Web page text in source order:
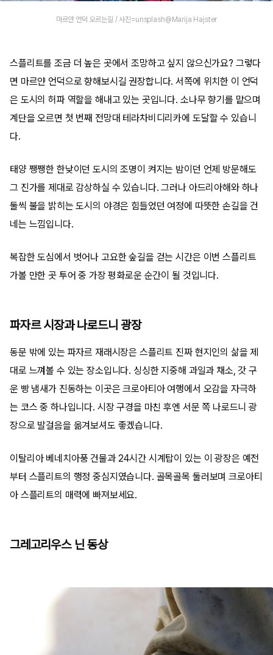
마르얀 언덕 오르는길 / 사진=unsplash@Marija Hajster
스플리트를 조금 더 높은 곳에서 조망하고 싶지 않으신가요? 그렇다
면 마르얀 언덕으로 향해보시길 권장합니다. 서쪽에 위치한 이 언덕
은 도시의 허파 역할을 해내고 있는 곳입니다. 소나무 향기를 맡으며
계단을 오르면 첫 번째 전망대 테라차비디리카에 도달할 수 있습니
다.
태양 쨍쨍한 한낮이던 도시의 조명이 켜지는 밤이던 언제 방문해도
그 진가를 제대로 감상하실 수 있습니다. 그러나 아드리아해와 하나
둘씩 불을 밝히는 도시의 야경은 힘들었던 여정에 따뜻한 손길을 건
네는 느낌입니다.
복잡한 도심에서 벗어나 고요한 숲길을 걷는 시간은 이번 스플리트
가볼 만한 곳 투어 중 가장 평화로운 순간이 될 것입니다.
파자르 시장과 나로드니 광장
동문 밖에 있는 파자르 재래시장은 스플리트 진짜 현지인의 삶을 제
대로 느껴볼 수 있는 장소입니다. 싱싱한 지중해 과일과 채소, 갓 구
운 빵 냄새가 진동하는 이곳은 크로아티아 여행에서 오감을 자극하
는 코스 중 하나입니다. 시장 구경을 마친 후엔 서문 쪽 나로드니 광
장으로 발걸음을 옮겨보셔도 좋겠습니다.
이탈리아 베네치아풍 건물과 24시간 시계탑이 있는 이 광장은 예전
부터 스플리트의 행정 중심지였습니다. 골목골목 둘러보며 크로아티
아 스플리트의 매력에 빠져보세요.
그레고리우스 닌 동상